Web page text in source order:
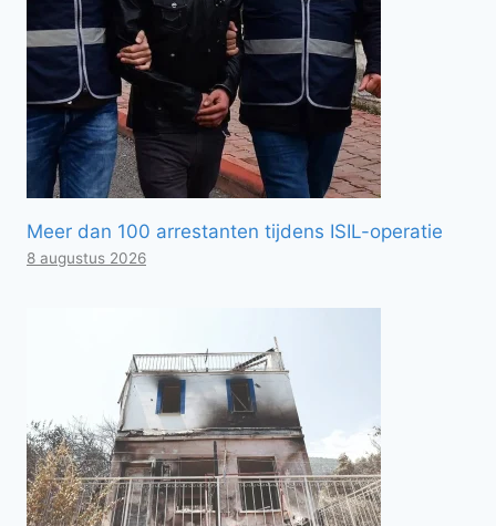
Meer dan 100 arrestanten tijdens ISIL-operatie
8 augustus 2026